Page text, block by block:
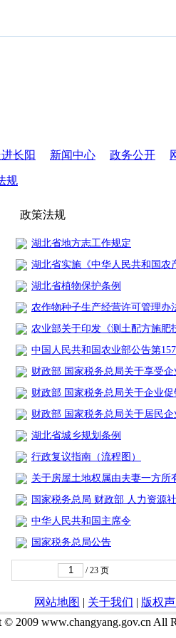
长阳 新闻中心 政务公开
规
政策法规
湖北省地方志工作规定
湖北省实施《中华人民共和国农
湖北省植物保护条例
农作物种子生产经营许可管理办
农业部关于印发《测土配方施肥
中国人民共和国农业部公告第
财政部 国家税务总局关于享受
财政部 国家税务总局关于企业
财政部 国家税务总局关于居民
湖北省城乡规划条例
行政复议指南（流程图）
关于房屋土地权属由夫妻一方
国家税务总局 财政部 人力资源
中华人民共和国主席令
国家税务总局公告
/23 页
网站地图 | 关于我们 | 版权
© 2009 www.changyang.gov.cn